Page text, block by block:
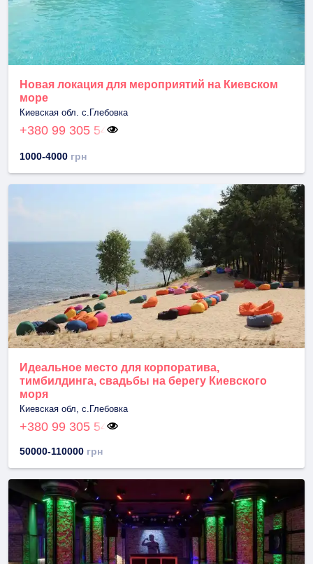
Новая локация для мероприятий на Киевском
море
Киевская обл. с.Глебовка
+380 99 305 54
1000-4000 грн
Идеальное место для корпоратива,
тимбилдинга, свадьбы на берегу Киевского
моря
Киевская обл, с.Глебовка
+380 99 305 54
50000-110000 грн